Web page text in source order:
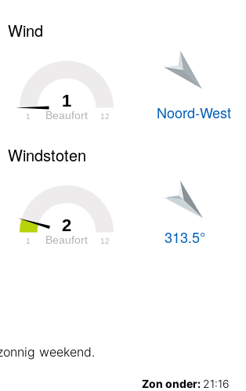
Wind
1
Beaufort
1 12 Noord-West
Windstoten
2
Beaufort
1 12 313.5°
weekend.
Zon onder: 21:16